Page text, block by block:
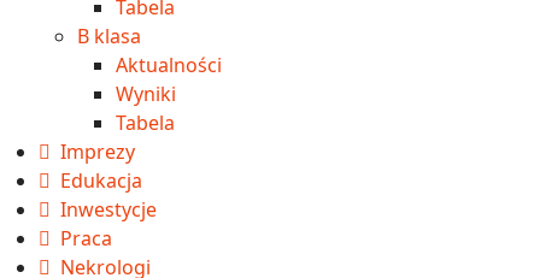
Tabela
B klasa
Aktualności
Wyniki
Tabela
Imprezy
Edukacja
Inwestycje
Praca
Nekrologi